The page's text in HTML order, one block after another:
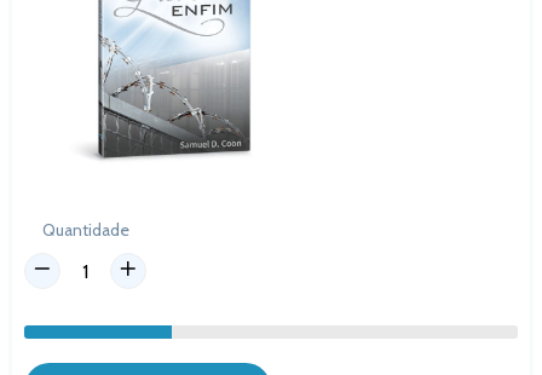
Quantidade